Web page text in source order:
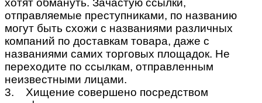
хотят обмануть. Зачастую ссылки,
отправляемые преступниками, по названию
могут быть схожи с названиями различных
компаний по доставкам товара, даже с
названиями самих торговых площадок. Не
переходите по ссылкам, отправленным
неизвестными лицами.
3. Хищение совершено посредством